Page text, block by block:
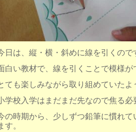
日は、縦・横・斜めに線を引くので
白い教材で、線を引くことで模様が
ても楽しみながら取り組めていたよ
学校入学はまだまだ先なので焦る必
の時期から、少しずつ鉛筆に慣れ
す。